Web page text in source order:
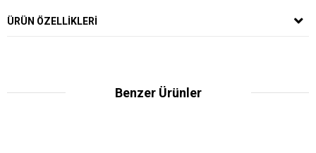
ÜRÜN ÖZELLIKLERI
Benzer Ürünler